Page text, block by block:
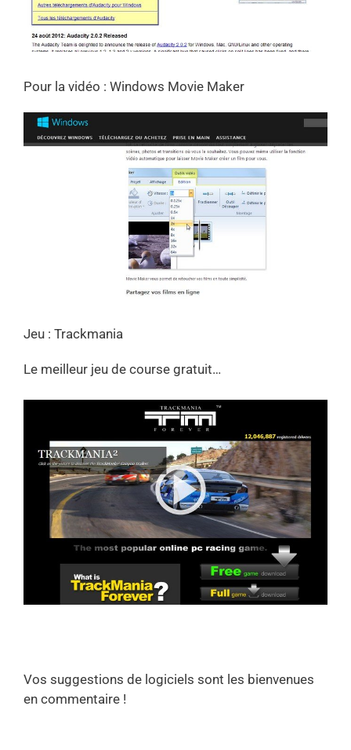
Pour la vidéo : Windows Movie Maker
Jeu : Trackmania
Le meilleur jeu de course gratuit…
Vos suggestions de logiciels sont les bienvenues
en commentaire !